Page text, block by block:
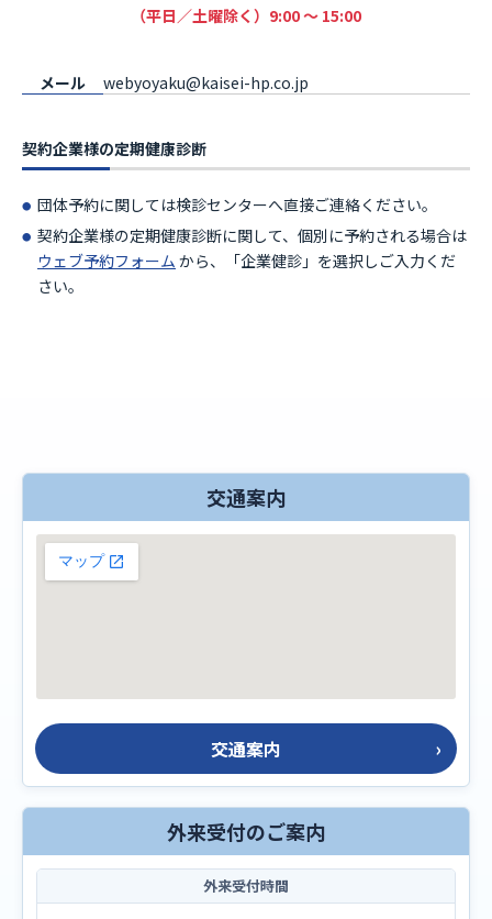
（平日／土曜除く）9:00 ～ 15:00
メール webyoyaku@kaisei-hp.co.jp
契約企業様の定期健康診断
団体予約に関しては検診センターへ直接ご連絡ください。
契約企業様の定期健康診断に関して、個別に予約される場合は
ウェブ予約フォーム から、「企業健診」を選択しご入力くだ
さい。
交通案内
交通案内
外来受付のご案内
外来受付時間